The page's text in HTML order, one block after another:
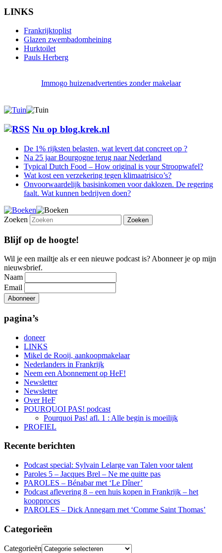
LINKS
Frankrijktoplist
Glazen zwembadomheining
Hurktoilet
Pauls Herberg
Immogo huizenadvertenties zonder makelaar
Nu op blog.krek.nl
De 1% rijksten belasten, wat levert dat concreet op ?
Na 25 jaar Bourgogne terug naar Nederland
Typical Dutch Food – How original is your Stroopwafel?
Wat kost een verzekering tegen klimaatrisico’s?
Onvoorwaardelijk basisinkomen voor daklozen. De regering
faalt. Wat kunnen bedrijven doen?
Zoeken
Blijf op de hoogte!
Wil je een mailtje als er een nieuwe podcast is? Abonneer je op mijn
nieuwsbrief.
Naam
Email
pagina’s
doneer
LINKS
Mikel de Rooij, aankoopmakelaar
Nederlanders in Frankrijk
Neem een Abonnement op HeF!
Newsletter
Newsletter
Over HeF
POURQUOI PAS! podcast
Pourquoi Pas! afl. 1 : Alle begin is moeilijk
PROFIEL
Recente berichten
Podcast special: Sylvain Lelarge van Talen voor talent
Paroles 5 – Jacques Brel – Ne me quitte pas
PAROLES – Bénabar met ‘Le Dîner’
Podcast aflevering 8 – een huis kopen in Frankrijk – het
koopproces
PAROLES – Dick Annegarn met ‘Comme Saint Thomas’
Categorieën
Categorieën